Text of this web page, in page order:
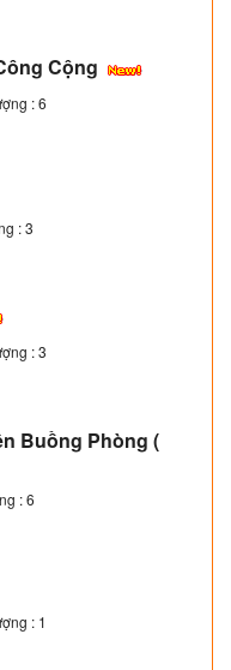
Cộng
: 6
: 3
: 3
Buồng Phòng (
: 6
: 1